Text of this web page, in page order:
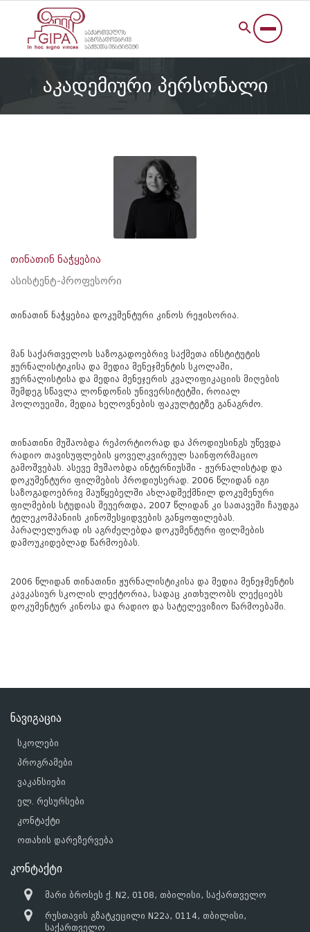
აკადემიური პერსონალი
თინათინ ნაჭყებია
ასისტენტ-პროფესორი
თინათინ ნაჭყებია დოკუმენტური კინოს რეჟისორია.
მან საქართველოს საზოგადოებრივ საქმეთა ინსტიტუტის
ჟურნალისტიკისა და მედია მენეჯმენტის სკოლაში,
ჟურნალისტისა და მედია მენეჯერის კვალიფიკაციის მიღების
შემდეგ სწავლა ლონდონის უნივერსიტეტში, როიალ
ჰოლოუეიში, მედია ხელოვნების ფაკულტეტზე განაგრძო.
თინათინი მუშაობდა რეპორტიორად და პროდიუსინგს უწევდა
რადიო თავისუფლების ყოველკვირეულ საინფორმაციო
გამოშვებას. ასევე მუშაობდა ინტერნიუსში - ჟურნალისტად და
დოკუმენტური ფილმების პროდიუსერად. 2006 წლიდან იგი
საზოგადოებრივ მაუწყებელში ახლადშექმნილ დოკუმენური
ფილმების სტუდიას შეუერთდა, 2007 წლიდან კი სათავეში ჩაუდგა
ტელეკომპანიის კინოშესყიდვების განყოფილებას.
პარალელურად ის აგრძელებდა დოკუმენტური ფილმების
დამოუკიდებლად წარმოებას.
2006 წლიდან თინათინი ჟურნალისტიკისა და მედია მენეჯმენტის
კავკასიურ სკოლის ლექტორია, სადაც კითხულობს ლექციებს
დოკუმენტურ კინოსა და რადიო და სატელევიზიო წარმოებაში.
ნავიგაცია
სკოლები
პროგრამები
ვაკანსიები
ელ. რესურსები
კონტაქტი
ოთახის დარეზერვება
კონტაქტი
მარი ბროსეს ქ. N2, 0108, თბილისი, საქართველო
რუსთავის გზატკეცილი N22ა, 0114, თბილისი,
საქართველო